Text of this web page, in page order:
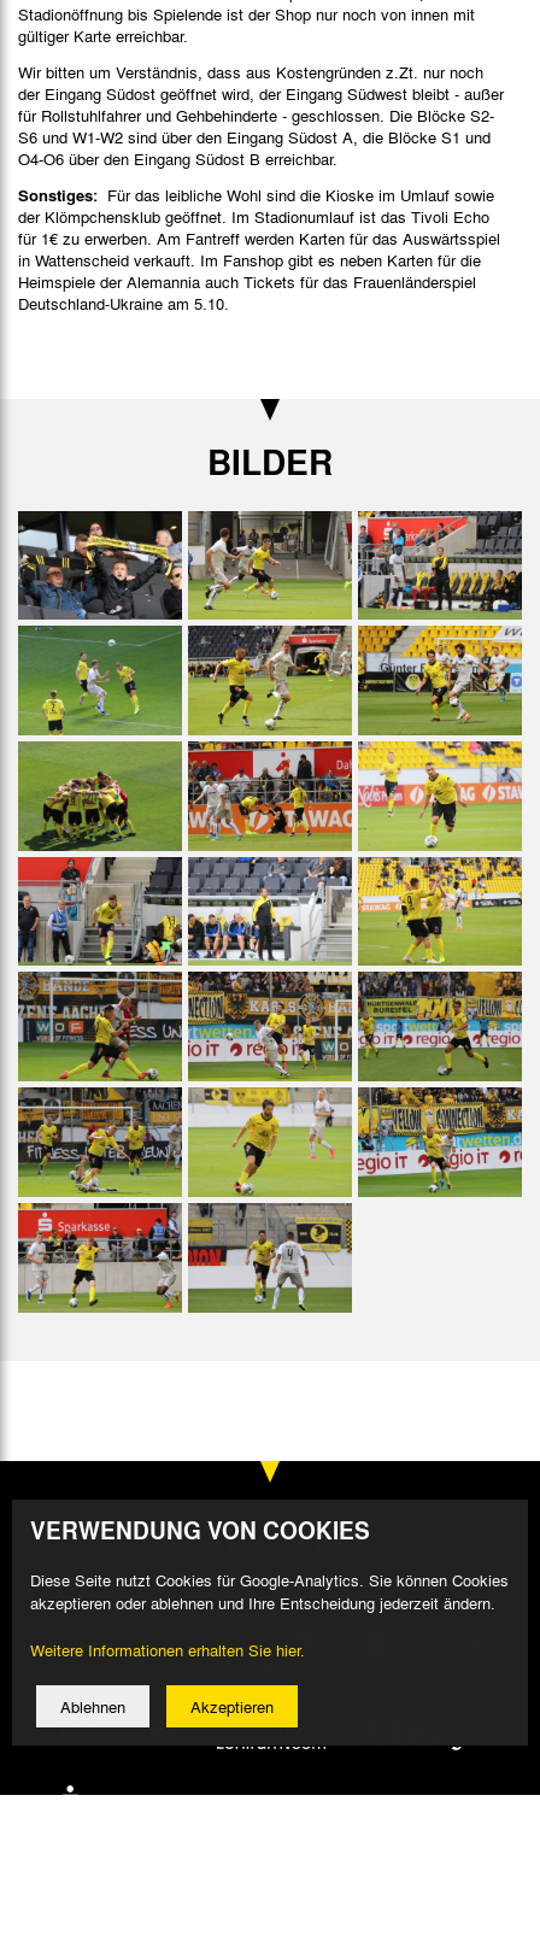
Stadionöffnung bis Spielende ist der Shop nur noch von innen mit
gültiger Karte erreichbar.
Wir bitten um Verständnis, dass aus Kostengründen z.Zt. nur noch
der Eingang Südost geöffnet wird, der Eingang Südwest bleibt - außer
für Rollstuhlfahrer und Gehbehinderte - geschlossen. Die Blöcke S2-
S6 und W1-W2 sind über den Eingang Südost A, die Blöcke S1 und
O4-O6 über den Eingang Südost B erreichbar.
Sonstiges: Für das leibliche Wohl sind die Kioske im Umlauf sowie
der Klömpchensklub geöffnet. Im Stadionumlauf ist das Tivoli Echo
für 1€ zu erwerben. Am Fantreff werden Karten für das Auswärtsspiel
in Wattenscheid verkauft. Im Fanshop gibt es neben Karten für die
Heimspiele der Alemannia auch Tickets für das Frauenländerspiel
Deutschland-Ukraine am 5.10.
BILDER
VERWENDUNG VON COOKIES
Diese Seite nutzt Cookies für Google-Analytics. Sie können Cookies
akzeptieren oder ablehnen und Ihre Entscheidung jederzeit ändern.
Weitere Informationen erhalten Sie hier.
Ablehnen Akzeptieren